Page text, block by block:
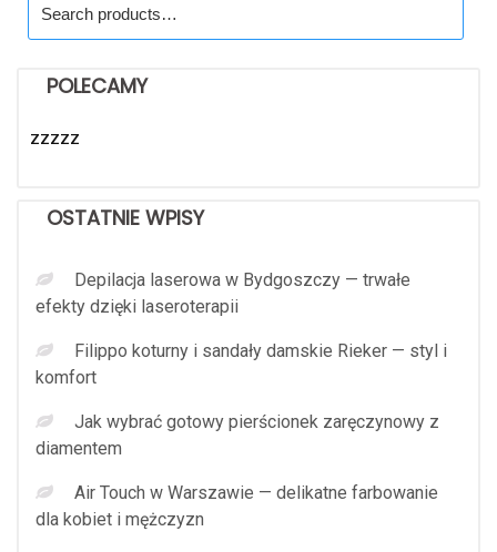
for:
POLECAMY
zzzzz
OSTATNIE WPISY
Depilacja laserowa w Bydgoszczy — trwałe
efekty dzięki laseroterapii
Filippo koturny i sandały damskie Rieker — styl i
komfort
Jak wybrać gotowy pierścionek zaręczynowy z
diamentem
Air Touch w Warszawie — delikatne farbowanie
dla kobiet i mężczyzn